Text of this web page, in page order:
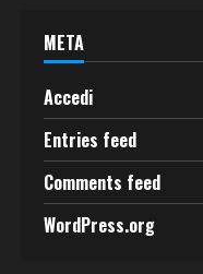
META
Accedi
Entries feed
Comments feed
WordPress.org